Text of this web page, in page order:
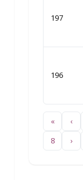
197
196
« ‹
8
›